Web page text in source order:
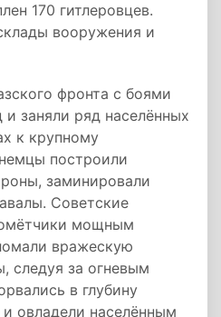
170 гитлеровцев.
вооружения и
фронта с боями
и заняли ряд населённых
к крупному
построили
заминировали
Советские
мощным
вражескую
следуя за огневым
в глубину
овладели населённым